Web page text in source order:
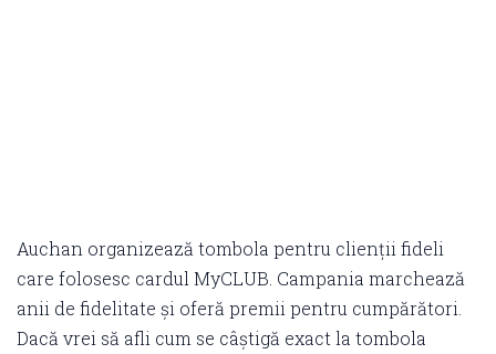
Auchan organizează tombola pentru clienții fideli
care folosesc cardul MyCLUB. Campania marchează
anii de fidelitate și oferă premii pentru cumpărători.
Dacă vrei să afli cum se câștigă exact la tombola